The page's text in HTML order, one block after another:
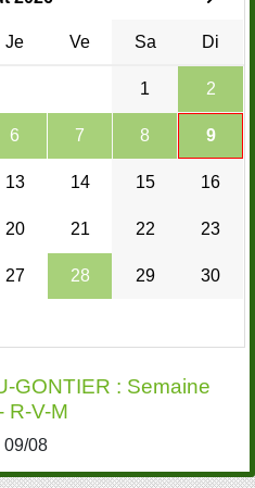
Je Ve Sa Di
1 2
6 7 8 9
13 14 15 16
20 21 22 23
27 28 29 30
GONTIER : Semaine
R-V-M
09/08